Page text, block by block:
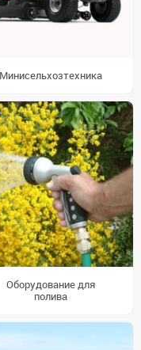
Минисельхозтехника
Оборудование для
полива